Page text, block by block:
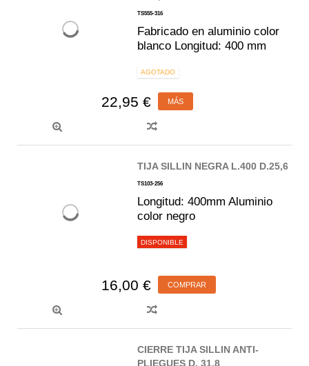
TS555-316
Fabricado en aluminio color
blanco Longitud: 400 mm
AGOTADO
22,95 € MÁS
TIJA SILLIN NEGRA L.400 D.25,6
TS103-256
Longitud: 400mm Aluminio
color negro
DISPONIBLE
16,00 € COMPRAR
CIERRE TIJA SILLIN ANTI-
PLIEGUES D. 31,8